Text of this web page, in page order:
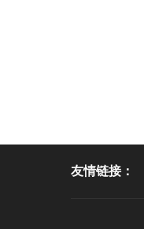
友情链接：